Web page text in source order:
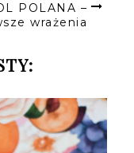
POLANA –
wrażenia